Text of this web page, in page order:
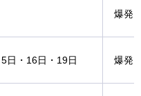
爆発
日・16日・19日 爆発